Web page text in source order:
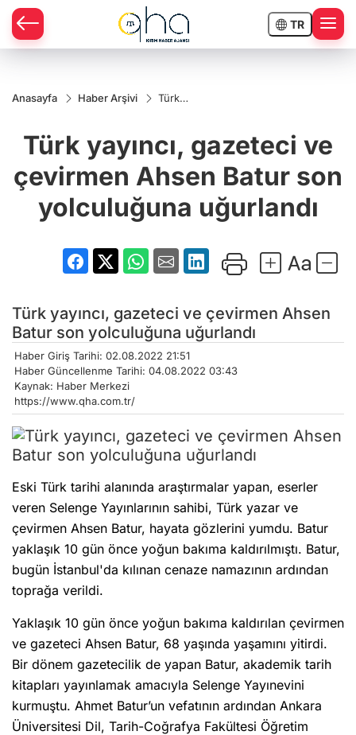
TR
Anasayfa Haber Arşivi
Türk
Ahsen
Batur son
yolculuğuna
uğurlandı
Türk yayıncı, gazeteci ve
çevirmen Ahsen Batur son
yolculuğuna uğurlandı
Türk yayıncı, gazeteci ve çevirmen Ahsen
Batur son yolculuğuna uğurlandı
Haber Giriş Tarihi: 02.08.2022 21:51
Haber Güncellenme Tarihi: 04.08.2022 03:43
Kaynak: Haber Merkezi
https://www.qha.com.tr/
Eski Türk tarihi alanında araştırmalar yapan, eserler
veren Selenge Yayınlarının sahibi, Türk yazar ve
çevirmen Ahsen Batur, hayata gözlerini yumdu. Batur
yaklaşık 10 gün önce yoğun bakıma kaldırılmıştı. Batur,
bugün İstanbul'da kılınan cenaze namazının ardından
toprağa verildi.
Yaklaşık 10 gün önce yoğun bakıma kaldırılan çevirmen
ve gazeteci Ahsen Batur, 68 yaşında yaşamını yitirdi.
Bir dönem gazetecilik de yapan Batur, akademik tarih
kitapları yayınlamak amacıyla Selenge Yayınevini
kurmuştu. Ahmet Batur’un vefatının ardından Ankara
Üniversitesi Dil, Tarih-Coğrafya Fakültesi Öğretim